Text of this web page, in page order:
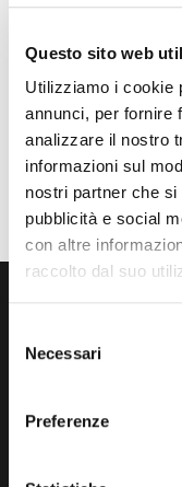
Questo sito web
Utilizziamo i cookie
annunci, per fornire
analizzare il nostro
informazioni sul
nostri partner che
pubblicità e social
con altre
raccolto dal suo
delNecessari
Preferenze
Via Comunale Tavernola,